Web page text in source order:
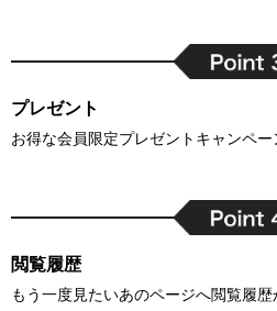
プレゼント
お得な会員限定プレゼントキャンペー
閲覧履歴
もう一度見たいあのページへ閲覧履歴